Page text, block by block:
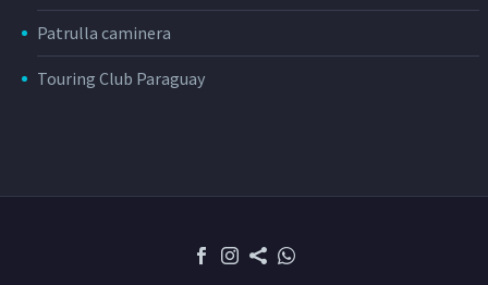
Patrulla caminera
Touring Club Paraguay